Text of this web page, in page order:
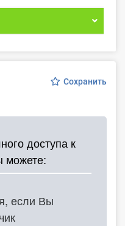
Сохранить
доступа к
можете:
если Вы